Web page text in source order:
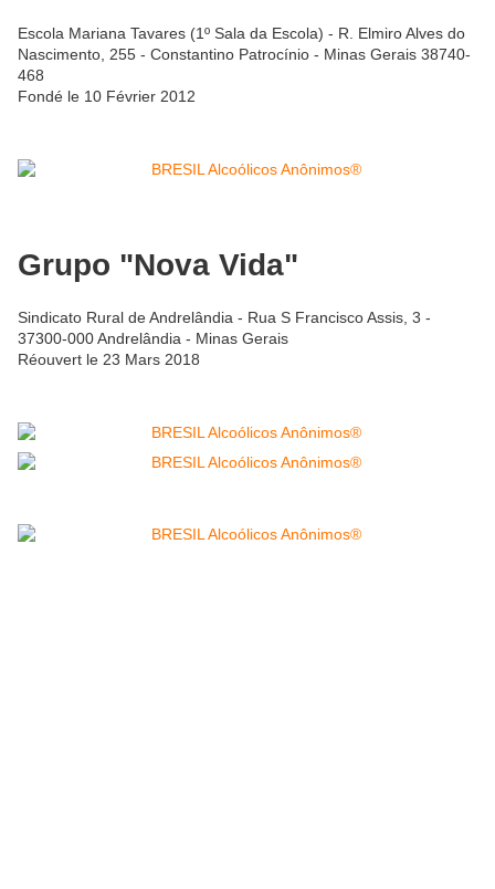
Escola Mariana Tavares (1º Sala da Escola) - R. Elmiro Alves do
Nascimento, 255 - Constantino Patrocínio - Minas Gerais 38740-
468
Fondé le 10 Février 2012
Grupo "Nova Vida"
Sindicato Rural de Andrelândia - Rua S Francisco Assis, 3 -
37300-000 Andrelândia - Minas Gerais
Réouvert le 23 Mars 2018